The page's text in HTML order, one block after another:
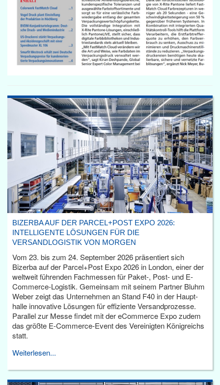
BIZERBA AUF DER PARCEL+POST EXPO 2026:
INTELLIGENTE LÖSUNGEN FÜR DIE
VERSANDLOGISTIK VON MORGEN
Vom 23. bis zum 24. September 2026 präsentiert sich
Bizerba auf der Parcel+Post Expo 2026 in London, einer der
weltweit führenden Fachmessen für Paket-, Post- und E-
Commerce-Logistik. Gemeinsam mit seinem Partner Bluhm
Weber zeigt das Unternehmen an Stand F40 in der Haupt­
halle innovative Lösungen für effiziente Versandprozesse.
Parallel zur Messe findet mit der eCommerce Expo zudem
das größte E-Commerce-Event des Vereinigten Königreichs
statt.
Weiterlesen...